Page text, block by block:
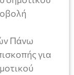
Πάνω
για